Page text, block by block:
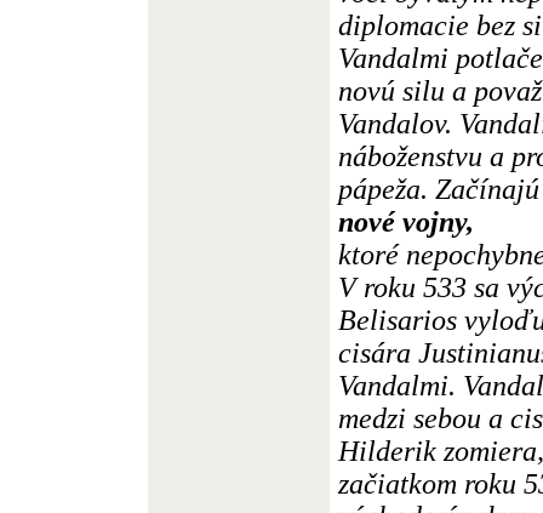
diplomacie bez
Vandalmi
novú silu a
Vandalov.
náboženstvu a
pápeža. Začínajú
nové vojny,
ktoré
V roku 533 sa
Belisarios
cisára
Vandalmi.
medzi sebou a
Hilderik
začiatkom roku